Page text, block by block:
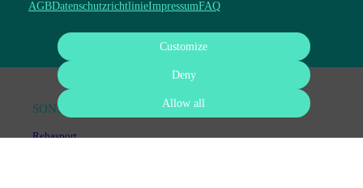
SONSTIGE DIENSTLEISTUNGEN
Rehasport
AGBDatenschutzrichtlinieImpressumFAQ
Customize
Deny
Allow all